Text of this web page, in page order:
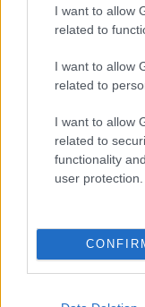
I want to allow
related to
I want to allow
related to
I want to allow
related to
functionality
user protection.
Η τελευταία
επειδή η
στο βυθό και
ΑΟΖ
Ζώνη (200
βάσεις) πρέπει
οριοθετηθεί
αρχή της